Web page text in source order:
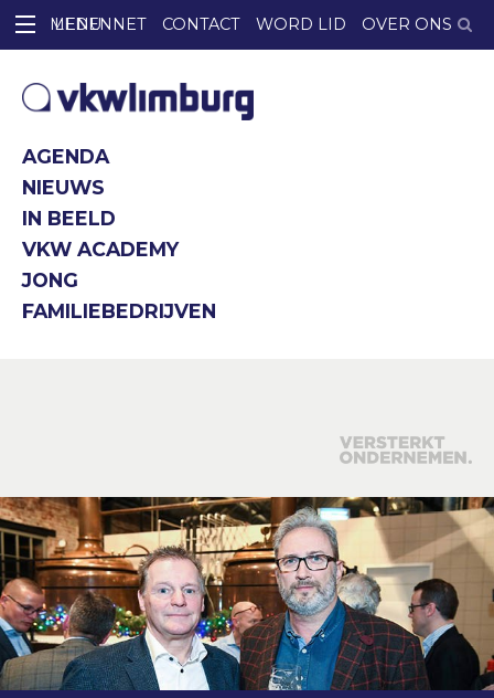
LEDENNET CONTACT WORD LID OVER ONS
AGENDA
NIEUWS
IN BEELD
VKW ACADEMY
JONG
FAMILIEBEDRIJVEN